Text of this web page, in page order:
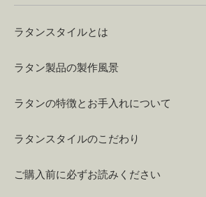
ラタンスタイルとは
ラタン製品の製作風景
ラタンの特徴とお手入れについて
ラタンスタイルのこだわり
ご購入前に必ずお読みください